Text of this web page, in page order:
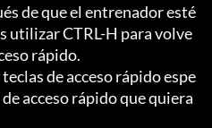
de que el entrenador esté
utilizar CTRL-H para volve
rápido.
de acceso rápido espe
acceso rápido que quiera